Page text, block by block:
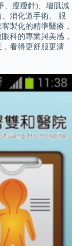
、瘦瘦針)、增肌減
消化道手術。 眼
製化的精準醫療，
科的專業與美感，
看得更舒服更清